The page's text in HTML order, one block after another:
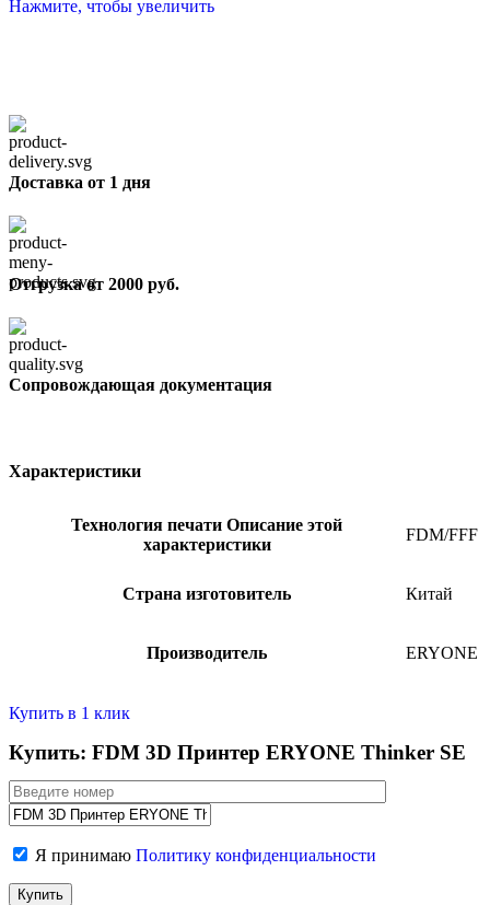
Нажмите, чтобы увеличить
Доставка от 1 дня
Отгрузка от 2000 руб.
Сопровождающая документация
Характеристики
Технология печати Описание этой
характеристики
FDM/FFF
Страна изготовитель Китай
Производитель ERYONE
Купить в 1 клик
Купить: FDM 3D Принтер ERYONE Thinker SE
Я принимаю Политику конфиденциальности